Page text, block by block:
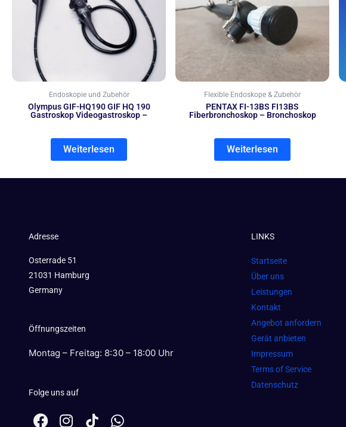
Endoskopie und Zubehör
Olympus GIF-HQ190 GIF HQ 190
Gastroskop Videogastroskop –
Weiterlesen
Flexible Endoskope & Zubehör
PENTAX FI-13BS FI13BS
Fiberbronchoskop – Bronchoskop
Weiterlesen
Adresse
Osterrade 51
21031 Hamburg
Germany
Öffnungszeiten
Montag – Freitag: 8:30 – 18:00 Uhr
Folge uns auf
F
I
W
LINKS
Startseite
Über uns
Leistungen
Kontakt
Angebot anfordern
Gerät anbieten
Impressum
Terms of Service
Datenschutz